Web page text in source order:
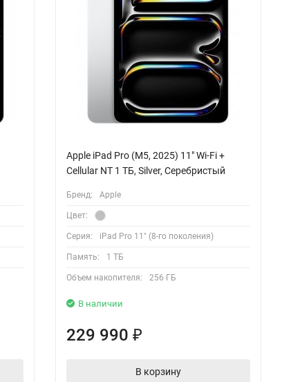
Apple iPad Pro (M5, 2025) 11" Wi-Fi +
Cellular NT 1 ТБ, Silver, Серебристый
Бренд: Apple
Цвет:
Серия: iPad Pro 11" (8-го поколения)
Память: 1 ТБ
Объем накопителя: 256 ГБ
В наличии
229 990 ₽
В корзину